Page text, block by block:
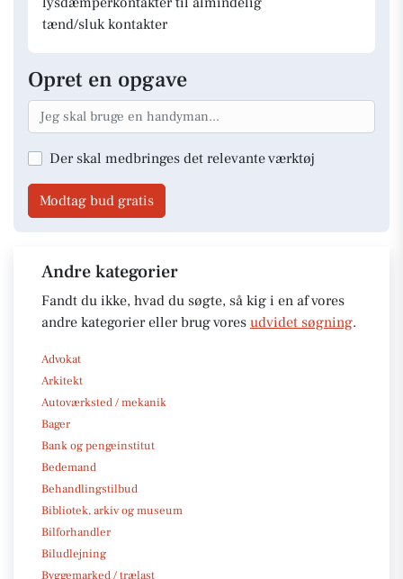
tænd/sluk kontakter
Opret en opgave
Der skal medbringes det relevante værktøj
Modtag bud gratis
Andre kategorier
Fandt du ikke, hvad du søgte, så kig i en af vores
andre kategorier eller brug vores udvidet søgning.
Advokat
Arkitekt
Autoværksted / mekanik
Bager
Bank og pengeinstitut
Bedemand
Behandlingstilbud
Bibliotek, arkiv og museum
Bilforhandler
Biludlejning
Byggemarked / trælast